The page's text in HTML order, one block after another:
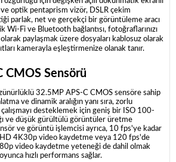
optik pentaprism vizör, DSLR çekim
parlak, net ve gerçekçi bir görüntüleme aracı
Wi-Fi ve Bluetooth bağlantısı, fotoğraflarınızı
paylaşmak üzere dosyaları kablosuz olarak
kamerayla eşleştirmenize olanak tanır.
CMOS Sensörü
32.5MP APS-C CMOS sensöre sahip
ve dinamik aralığın yanı sıra, zorlu
çalışmayı desteklemek için geniş bir ISO 100-
ve düşük gürültülü görüntüler üretme
ve görüntü işlemcisi ayrıca, 10 fps'ye kadar
4K30p video kaydetme veya 120 fps'de
video kaydetme yeteneği de dahil olmak
hızlı performans sağlar.